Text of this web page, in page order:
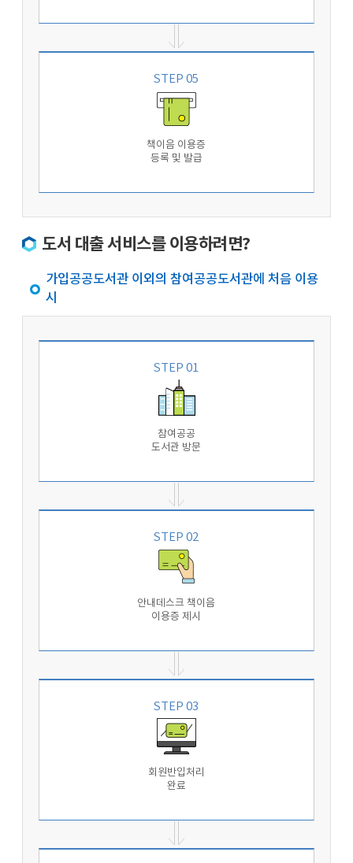
STEP 05
책이음 이용증
등록 및 발급
도서 대출 서비스를 이용하려면?
가입공공도서관 이외의 참여공공도서관에 처음 이용
시
STEP 01
참여공공
도서관 방문
STEP 02
안내데스크 책이음
이용증 제시
STEP 03
회원반입처리
완료